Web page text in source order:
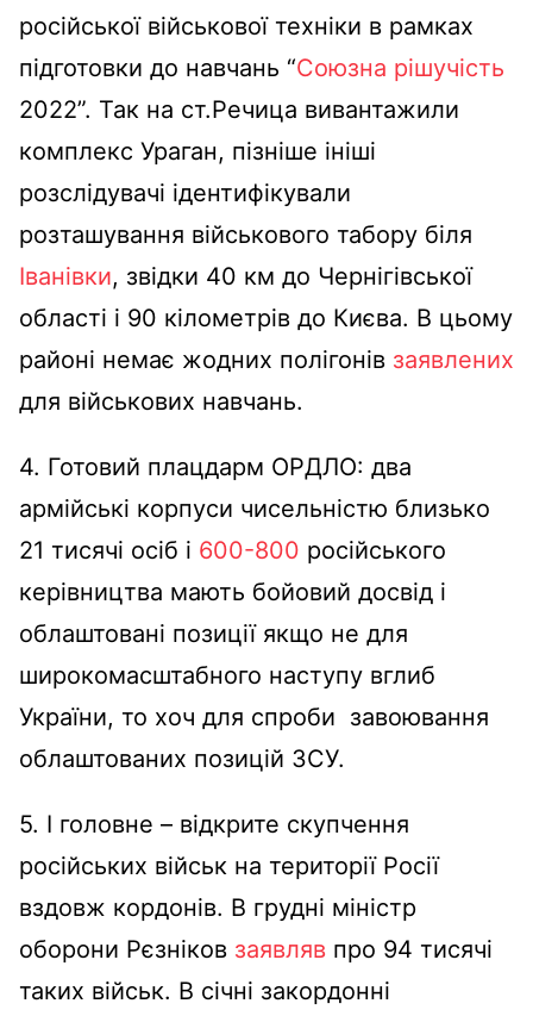
російської військової техніки в рамках
підготовки до навчань “Союзна рішучість
2022”. Так на ст.Речица вивантажили
комплекс Ураган, пізніше ініші
розслідувачі ідентифікували
розташування військового табору біля
Іванівки, звідки 40 км до Чернігівської
області і 90 кілометрів до Києва. В цьому
районі немає жодних полігонів заявлених
для військових навчань.
4. Готовий плацдарм ОРДЛО: два
армійські корпуси чисельністю близько
21 тисячі осіб і 600-800 російського
керівництва мають бойовий досвід і
облаштовані позиції якщо не для
широкомасштабного наступу вглиб
України, то хоч для спроби завоювання
облаштованих позицій ЗСУ.
5. І головне – відкрите скупчення
російських військ на території Росії
вздовж кордонів. В грудні міністр
оборони Рєзніков заявляв про 94 тисячі
таких військ. В січні закордонні